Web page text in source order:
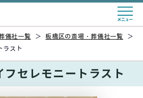
儀社一覧 ＞ 板橋区の斎場・葬儀社一覧
＞
ラスト
フセレモニートラスト